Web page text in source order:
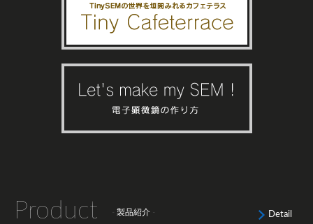
Product - 製品紹介 - Detail